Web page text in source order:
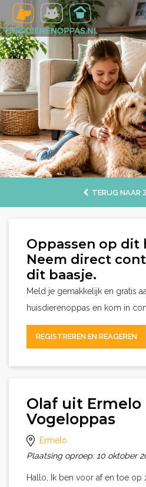
TERUG NAAR
Oppassen op dit
Neem direct
dit baasje.
Meld je gemakkelijk en gratis
huisdierenoppas en kom in
REGISTREREN EN REAGEREN
Olaf uit Ermelo
Vogeloppas
Ermelo
Plaatsing oproep: 10 oktober
Hallo, Ik ben voor af en toe op